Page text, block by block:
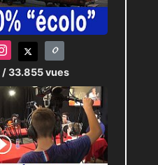
/ 33.855 vues